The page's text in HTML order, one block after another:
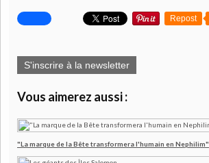
Repost
S'inscrire à la newsletter
Vous aimerez aussi :
"La marque de la Bête transformera l'humain en Nephilim"